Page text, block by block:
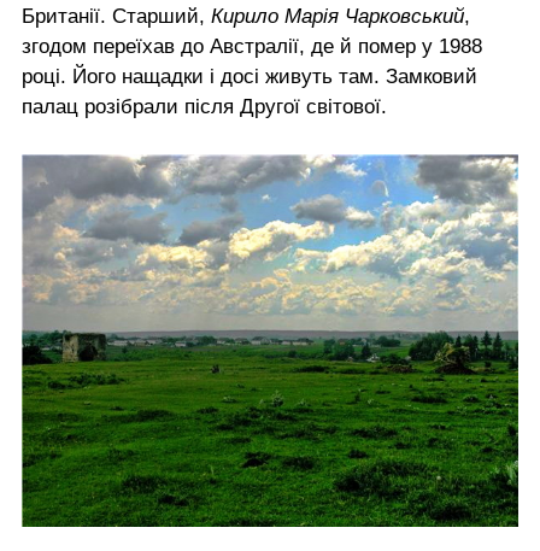
Британії. Старший, Кирило Марія Чарковський,
згодом переїхав до Австралії, де й помер у 1988
році. Його нащадки і досі живуть там. Замковий
палац розібрали після Другої світової.